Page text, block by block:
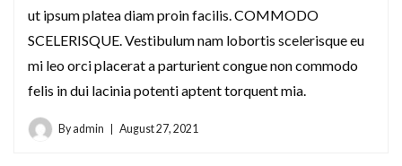
ut ipsum platea diam proin facilis. COMMODO
SCELERISQUE. Vestibulum nam lobortis scelerisque eu
mi leo orci placerat a parturient congue non commodo
felis in dui lacinia potenti aptent torquent mia.
By admin August 27, 2021